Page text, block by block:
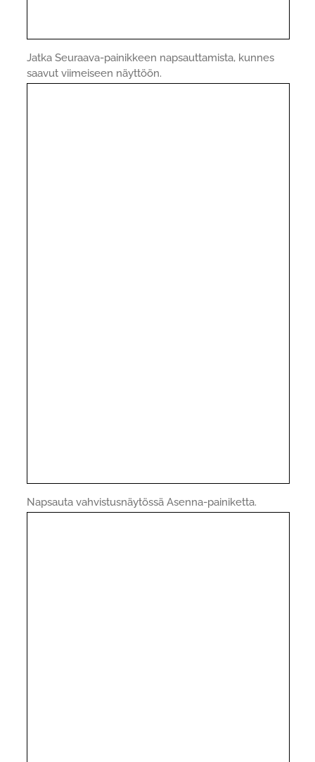
Jatka Seuraava-painikkeen napsauttamista, kunnes
saavut viimeiseen näyttöön.
Napsauta vahvistusnäytössä Asenna-painiketta.